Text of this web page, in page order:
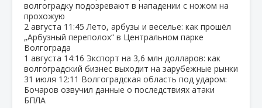
волгоградку подозревают в нападении с ножом на
прохожую
2 августа 11:45 Лето, арбузы и веселье: как прошёл
„Арбузный переполох“ в Центральном парке
Волгограда
1 августа 14:16 Экспорт на 3,6 млн долларов: как
волгоградский бизнес выходит на зарубежные рынки
31 июля 12:11 Волгоградская область под ударом:
Бочаров озвучил данные о последствиях атаки
БПЛА